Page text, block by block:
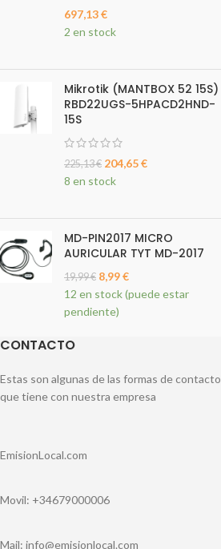
697,13€
2 en stock
Mikrotik (MANTBOX 52 15S)
RBD22UGS-5HPACD2HND-
15S
225,13€ 204,65€
8 en stock
MD-PIN2017 MICRO
AURICULAR TYT MD-2017
19,99€ 8,99€
12 en stock (puede estar
pendiente)
CONTACTO
Estas son algunas de las formas de contacto
que tiene con nuestra empresa
EmisionLocal.com
Movil: +34679000006
Mail: info@emisionlocal.com